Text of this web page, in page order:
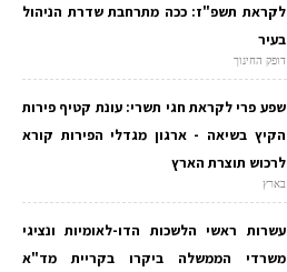
לקראת תשפ"ז: ככה מתרחבת שדרת הניהול
בעיר
דופק החינוך
שפע פרי לקראת חגי תשרי: עונת קטיף פירות
הקיץ בשיאה - ארגון מגדלי הפירות קורא
לרכוש תוצרת הארץ
בארץ
עשרות ראשי הלשכות הדו-לאומיות ונציגי
משרדי הממשלה ביקרו בקריית מד"א